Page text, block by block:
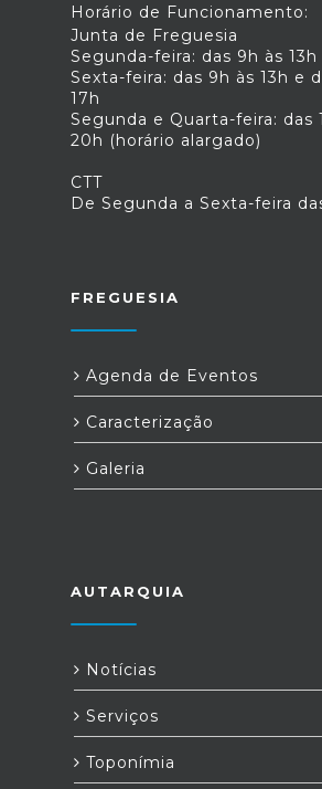
Horário de Funcionamento:
Junta de Freguesia
Segunda-feira: das 9h às 13h
Sexta-feira: das 9h às 13h e
17h
Segunda e Quarta-feira: das
20h (horário alargado)
CTT
De Segunda a Sexta-feira
FREGUESIA
Agenda de Eventos
Caracterização
Galeria
AUTARQUIA
Notícias
Serviços
Toponímia